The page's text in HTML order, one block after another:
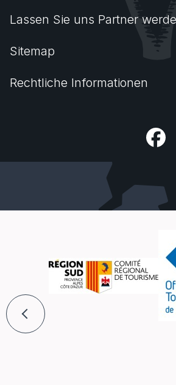
Lassen Sie uns Partner
Sitemap
Rechtliche Informationen